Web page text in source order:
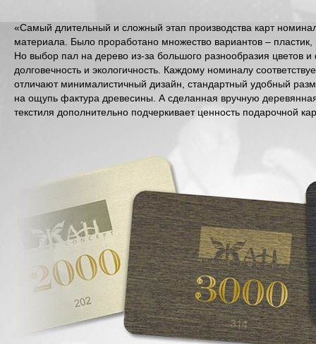
«Самый длительный и сложный этап производства карт
материала. Было проработано множество вариантов –
Но выбор пал на дерево из-за большого разнообразия цветов и
долговечность и экологичность. Каждому номиналу
отличают минималистичный дизайн, стандартный удобный
на ощупь фактура древесины. А сделанная вручную
текстиля дополнительно подчеркивает ценность подарочной